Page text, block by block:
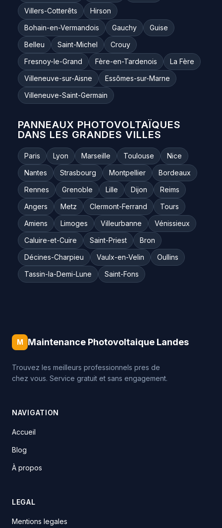
Villers-Cotterêts
Hirson
Bohain-en-Vermandois
Gauchy
Guise
Belleu
Saint-Michel
Crouy
Fresnoy-le-Grand
Fère-en-Tardenois
La Fère
Villeneuve-sur-Aisne
Essômes-sur-Marne
Villeneuve-Saint-Germain
PANNEAUX PHOTOVOLTAÏQUES
DANS LES GRANDES VILLES
Paris Lyon Marseille Toulouse
Nice
Nantes
Strasbourg Montpellier
Bordeaux
Rennes
Grenoble Lille Dijon
Reims
Angers
Metz Clermont-Ferrand
Tours
Amiens
Limoges Villeurbanne
Vénissieux
Caluire-et-Cuire
Saint-Priest
Bron
Décines-Charpieu
Vaulx-en-Velin
Oullins
Tassin-la-Demi-Lune
Saint-Fons
M Maintenance Photovoltaique Landes
Trouvez les meilleurs professionnels pres de
chez vous. Service gratuit et sans engagement.
NAVIGATION
Accueil
Blog
À propos
LEGAL
Mentions legales